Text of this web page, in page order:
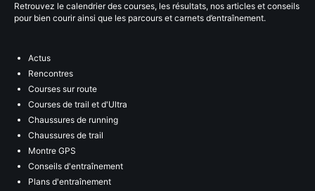
Retrouvez le calendrier des courses, les résultats, nos articles et conseils
pour bien courir ainsi que les parcours et carnets d’entraînement.
Actus
Rencontres
Courses sur route
Courses de trail et d'Ultra
Chaussures de running
Chaussures de trail
Montre GPS
Conseils d'entraînement
Plans d'entraînement